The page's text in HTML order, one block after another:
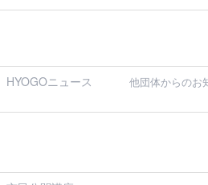
HYOGOニュース 他団体からのお